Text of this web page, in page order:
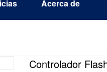
Acerca de
Controlador